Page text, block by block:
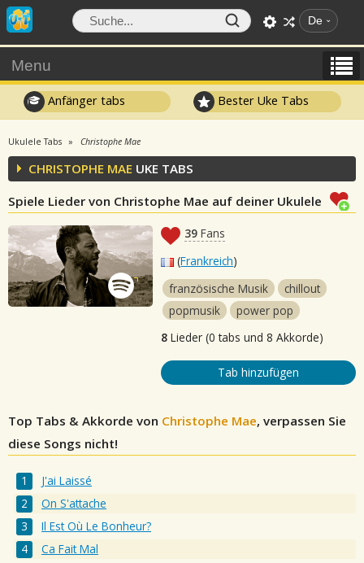
De
Menu
Anfänger tabs Bester Uke Tabs
Ukulele Tabs Christophe Mae
CHRISTOPHE MAE UKE TABS
Spiele Lieder von Christophe Mae auf deiner Ukulele
39 Fans
(Frankreich)
französische Musik
chillout
popmusik
power pop
8 Lieder (0 tabs und 8 Akkorde)
Tab hinzufügen
Top Tabs & Akkorde von Christophe Mae, verpassen Sie
diese Songs nicht!
J'ai Laissé
On S'attache
Il Est Où Le Bonheur?
Ca Fait Mal